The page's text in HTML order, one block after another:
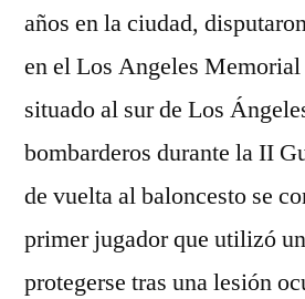
años en la ciudad,
en el Los Angeles
situado al sur de Los
bombarderos durante la II
de vuelta al baloncesto se
primer jugador que utilizó
protegerse tras una lesión